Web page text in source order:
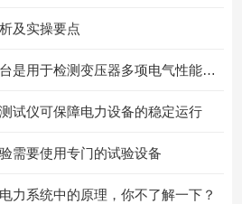
及实操要点
变压器综合特性测试台是用于检测变压器多项电气性能的重要设备
试仪可保障电力设备的稳定运行
需要使用专门的试验设备
力系统中的原理，你不了解一下？